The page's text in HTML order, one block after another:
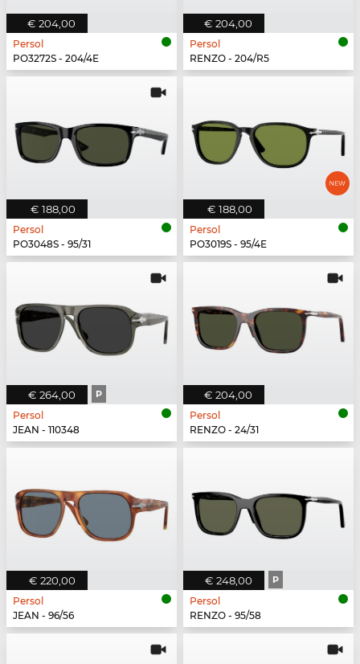
€ 204,00
Persol
PO3272S - 204/4E
€ 204,00
Persol
RENZO - 204/R5
€ 188,00
Persol
PO3048S - 95/31
€ 188,00
Persol
PO3019S - 95/4E
€ 264,00 P
Persol
JEAN - 110348
€ 204,00
Persol
RENZO - 24/31
€ 220,00
Persol
JEAN - 96/56
€ 248,00 P
Persol
RENZO - 95/58